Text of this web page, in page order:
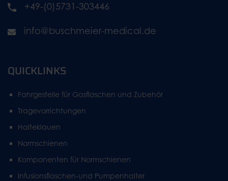
+49-(0)5731-303446
info@buschmeier-medical.de
QUICKLINKS
Fahrgestelle für Gasflaschen und Zubehör
Tragevorrichtungen
Halteklauen
Normschienen
Komponenten für Normschienen
Infusionsflaschen-und Pumpenhalter